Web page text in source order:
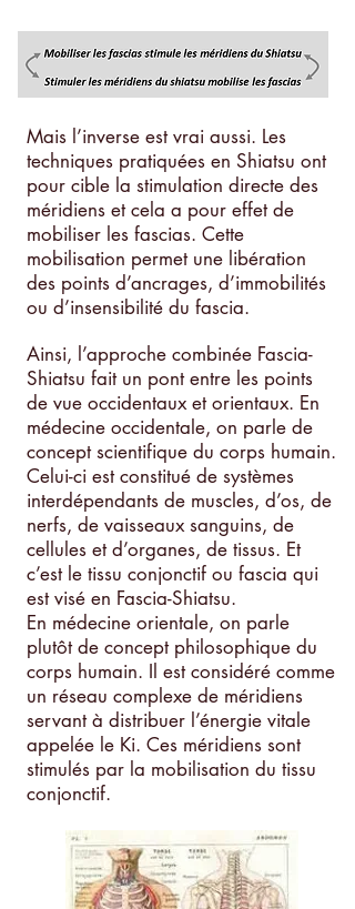
Mais l’inverse est vrai aussi. Les
techniques pratiquées en Shiatsu ont
pour cible la stimulation directe des
méridiens et cela a pour effet de
mobiliser les fascias. Cette
mobilisation permet une libération
des points d’ancrages, d’immobilités
ou d’insensibilité du fascia.
Ainsi, l’approche combinée Fascia-
Shiatsu fait un pont entre les points
de vue occidentaux et orientaux. En
médecine occidentale, on parle de
concept scientifique du corps humain.
Celui-ci est constitué de systèmes
interdépendants de muscles, d’os, de
nerfs, de vaisseaux sanguins, de
cellules et d’organes, de tissus. Et
c’est le tissu conjonctif ou fascia qui
est visé en Fascia-Shiatsu.
En médecine orientale, on parle
plutôt de concept philosophique du
corps humain. Il est considéré comme
un réseau complexe de méridiens
servant à distribuer l’énergie vitale
appelée le Ki. Ces méridiens sont
stimulés par la mobilisation du tissu
conjonctif.